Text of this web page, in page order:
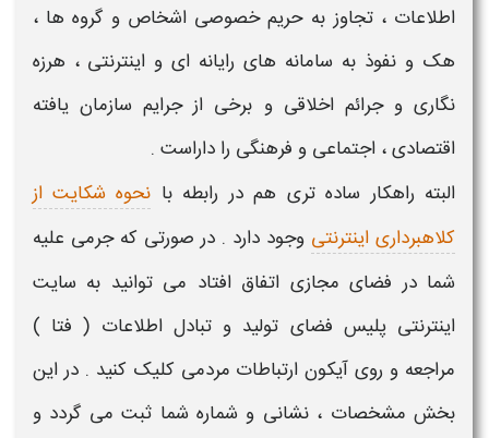
اطلاعات ، تجاوز به حریم خصوصی اشخاص و گروه ها ،
هک و نفوذ به سامانه های رایانه ای و اینترنتی ، هرزه
نگاری و جرائم اخلاقی و برخی از جرایم سازمان یافته
اقتصادی ، اجتماعی و فرهنگی را داراست .
البته راهکار ساده تری هم در رابطه با نحوه شکایت از
کلاهبرداری اینترنتی وجود دارد . در صورتی که جرمی علیه
شما در فضای مجازی اتفاق افتاد می توانید به سایت
اینترنتی پلیس فضای تولید و تبادل اطلاعات ( فتا )
مراجعه و روی آیکون ارتباطات مردمی کلیک کنید . در این
بخش مشخصات ، نشانی و شماره شما ثبت می گردد و